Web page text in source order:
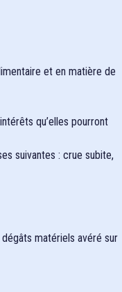
et en matière de
qu’elles pourront
suivantes : crue subite,
matériels avéré sur